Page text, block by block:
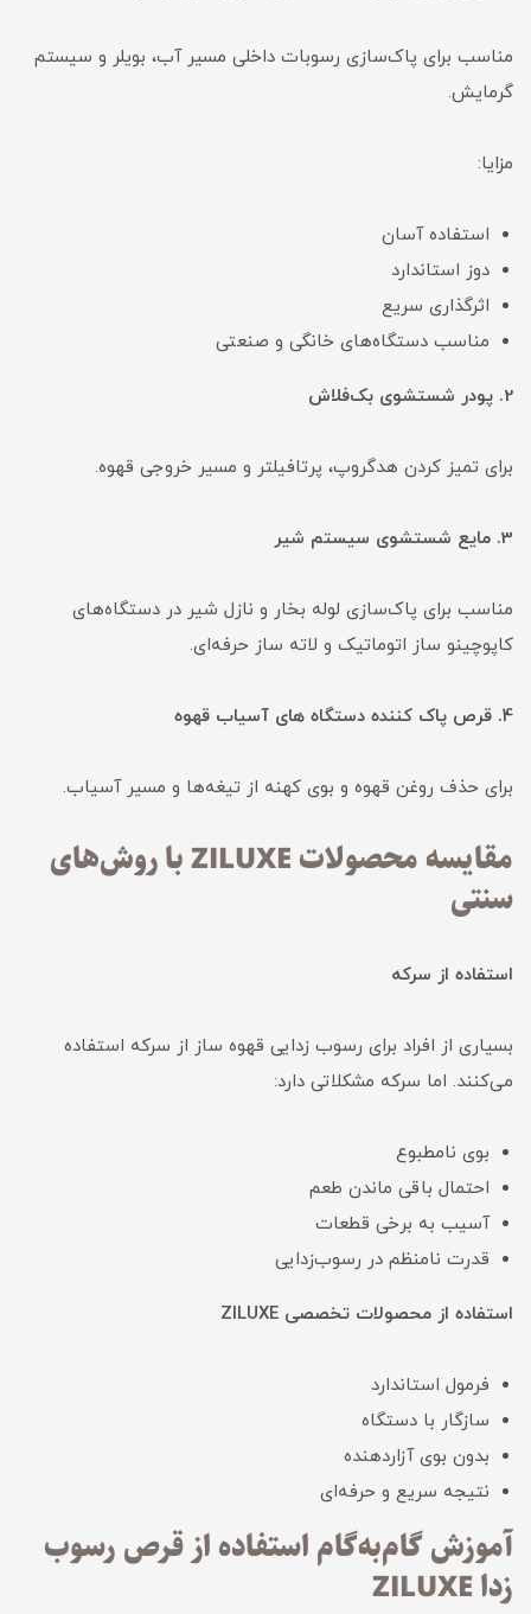
مناسب برای پاک‌سازی رسوبات داخلی مسیر آب، بویلر و سیستم
گرمایش.
مزایا:
استفاده آسان
دوز استاندارد
اثرگذاری سریع
مناسب دستگاه‌های خانگی و صنعتی
2. پودر شستشوی بک‌فلاش
برای تمیز کردن هدگروپ، پرتافیلتر و مسیر خروجی قهوه.
3. مایع شستشوی سیستم شیر
مناسب برای پاک‌سازی لوله بخار و نازل شیر در دستگاه‌های
کاپوچینو ساز اتوماتیک و لاته ساز حرفه‌ای.
4. قرص پاک کننده دستگاه های آسیاب قهوه
برای حذف روغن قهوه و بوی کهنه از تیغه‌ها و مسیر آسیاب.
مقایسه محصولات ZILUXE با روش‌های
سنتی
استفاده از سرکه
بسیاری از افراد برای رسوب زدایی قهوه ساز از سرکه استفاده
می‌کنند. اما سرکه مشکلاتی دارد:
بوی نامطبوع
احتمال باقی ماندن طعم
آسیب به برخی قطعات
قدرت نامنظم در رسوب‌زدایی
استفاده از محصولات تخصصی ZILUXE
فرمول استاندارد
سازگار با دستگاه
بدون بوی آزاردهنده
نتیجه سریع و حرفه‌ای
آموزش گام‌به‌گام استفاده از قرص رسوب
زدا ZILUXE